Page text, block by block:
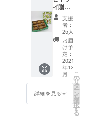
訪れます。
本店のある
関市が位置
する中濃地
域は、刃物
や美濃和紙
といった伝
統的な産業
が集積して
います。み
戸より
お礼の
手紙を
お送り
いたし
ます。
玉をお
届けし
ます。
本商品
をご購
入いた
だくこ
とで岐
阜県関
市洞戸
でキウ
イの苗
イ贈答
用９
玉 ２
回送
付》・
贈答用
９玉入
１箱✖
回 ・
送
料 ・
キウイ
苗木代
支援
者：
25人
お届
け予
定：
2021
年12
月
詳細を見る
こ
の
リ
タ
ー
ン
を
選
択
す
る